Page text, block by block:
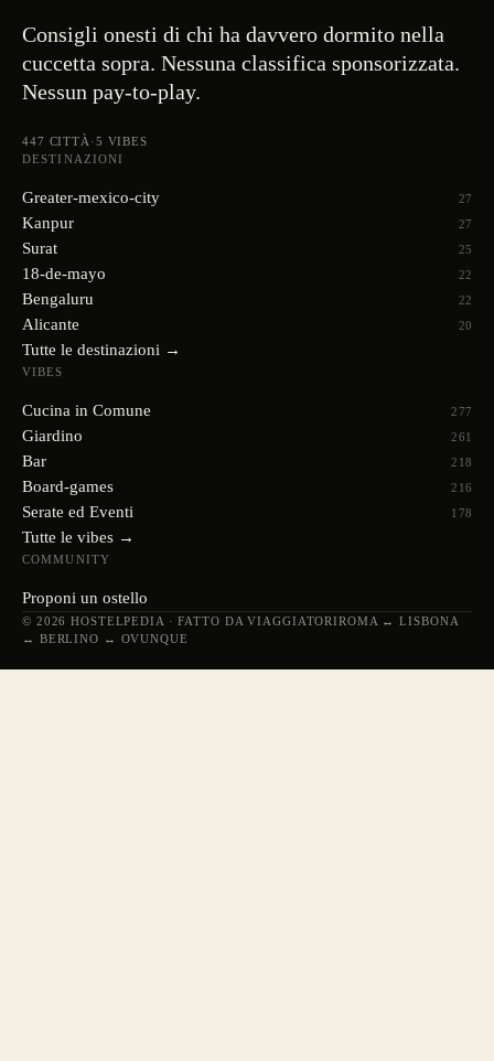
Consigli onesti di chi ha davvero dormito nella
cuccetta sopra. Nessuna classifica sponsorizzata.
Nessun pay-to-play.
447 CITTÀ ·5 VIBES
DESTINAZIONI
Greater-mexico-city 27
Kanpur 27
Surat 25
18-de-mayo 22
Bengaluru 22
Alicante 20
Tutte le destinazioni →
VIBES
Cucina in Comune 277
Giardino 261
Bar 218
Board-games 216
Serate ed Eventi 178
Tutte le vibes →
COMMUNITY
Proponi un ostello
© 2026 HOSTELPEDIA · FATTO DA VIAGGIATORIROMA ↔ LISBONA
↔ BERLINO ↔ OVUNQUE